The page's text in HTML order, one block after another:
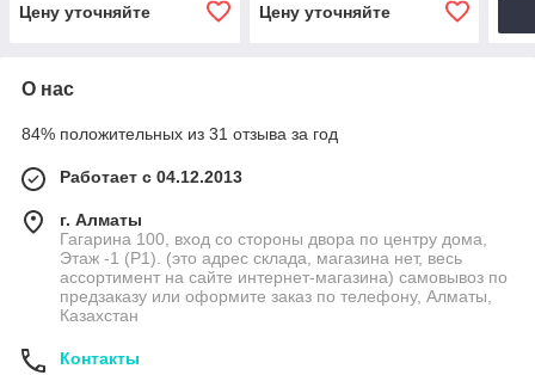
Цену уточняйте Цену уточняйте
О нас
84% положительных из 31 отзыва за год
Работает с 04.12.2013
г. Алматы
Гагарина 100, вход со стороны двора по центру дома,
Этаж -1 (P1). (это адрес склада, магазина нет, весь
ассортимент на сайте интернет-магазина) самовывоз по
предзаказу или оформите заказ по телефону, Алматы,
Казахстан
Контакты